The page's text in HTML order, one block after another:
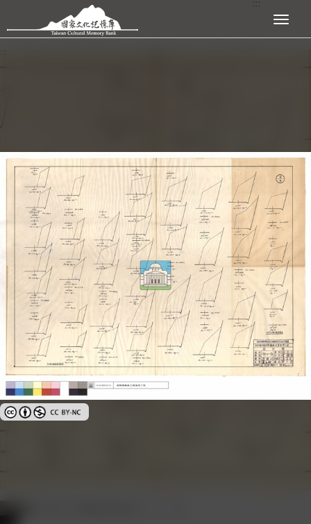
跳到主要內容區塊 展開選單
創用CC姓名標示-非商業性 3.0 台灣及其後版本(CC BY-NC 3.0 TW +)